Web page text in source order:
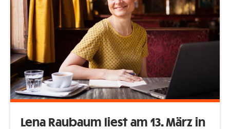
Lena Raubaum liest am 13. März in